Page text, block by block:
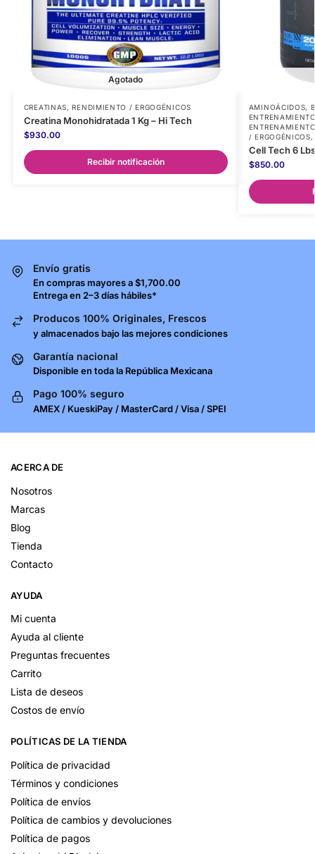
Agotado
CREATINAS,RENDIMIENTO / ERGOGÉNICOS
Creatina Monohidratada 1 Kg – Hi Tech
$930.00
Recibir notificación
AMINOÁCIDOS,
/ ERGOGÉNICOS
Cell Tech 6
$850.00
Envío gratis
En compras mayores a $1,700.00
Entrega en 2–3 días hábiles*
Producos 100% Originales, Frescos
y almacenados bajo las mejores condiciones
Garantía nacional
Disponible en toda la República Mexicana
Pago 100% seguro
AMEX / KueskiPay / MasterCard / Visa / SPEI
ACERCA DE
Nosotros
Marcas
Blog
Tienda
Contacto
AYUDA
Mi cuenta
Ayuda al cliente
Preguntas frecuentes
Carrito
Lista de deseos
Costos de envío
POLÍTICAS DE LA TIENDA
Política de privacidad
Términos y condiciones
Política de envíos
Política de cambios y devoluciones
Política de pagos